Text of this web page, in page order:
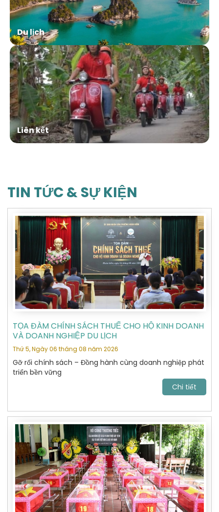
Du lịch
Liên kết
TIN TỨC & SỰ KIỆN
TỌA ĐÀM CHÍNH SÁCH THUẾ CHO HỘ KINH DOANH
VÀ DOANH NGHIỆP DU LỊCH
Thứ 5, Ngày 06 tháng 08 năm 2026
Gỡ rối chính sách – Đồng hành cùng doanh nghiệp phát
triển bền vững
Chi tiết